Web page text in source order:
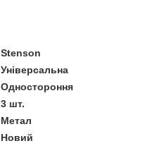
Stenson
Універсальна
Одностороння
3 шт.
Метал
Новий